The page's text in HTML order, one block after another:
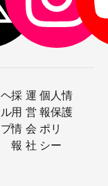
ヘ
ル
プ
採
用
情
報
運
営
会
社
個人情
報保護
ポリ
シー